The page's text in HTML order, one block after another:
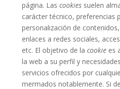
página. Las cookiessuelen
carácter técnico, preferencias
personalización de
enlaces a redes sociales,
etc. El objetivo de la cookiees
la web a su perfil y
servicios ofrecidos por
mermados notablemente. Si